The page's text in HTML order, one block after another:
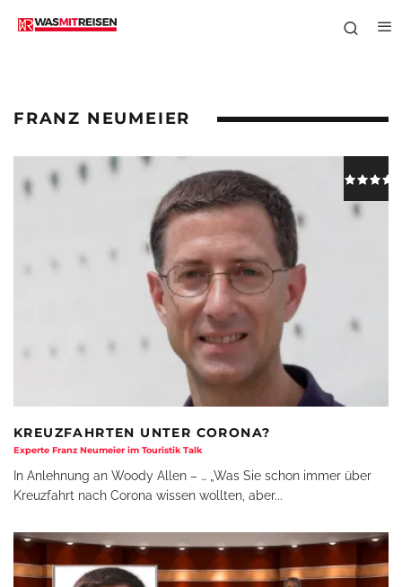
FRANZ NEUMEIER
KREUZFAHRTEN UNTER CORONA?
Experte Franz Neumeier im Touristik Talk
In Anlehnung an Woody Allen – … „Was Sie schon immer über
Kreuzfahrt nach Corona wissen wollten, aber...